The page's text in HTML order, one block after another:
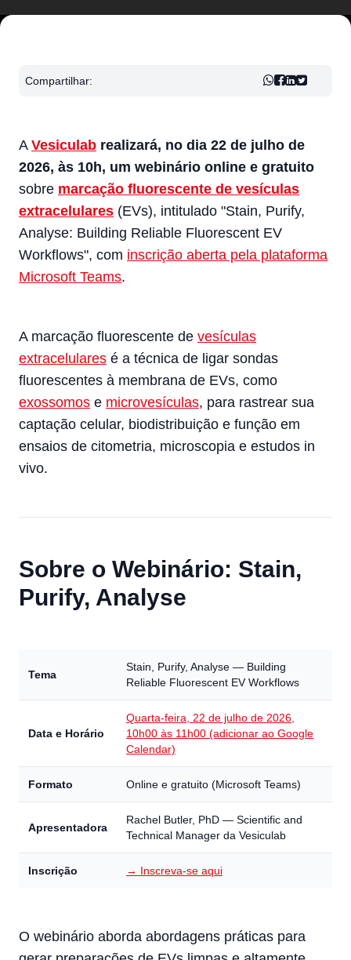
Compartilhar:
A Vesiculab realizará, no dia 22 de julho de
2026, às 10h, um webinário online e gratuito
sobre marcação fluorescente de vesículas
extracelulares (EVs), intitulado "Stain, Purify,
Analyse: Building Reliable Fluorescent EV
Workflows", com inscrição aberta pela plataforma
Microsoft Teams.
A marcação fluorescente de vesículas
extracelulares é a técnica de ligar sondas
fluorescentes à membrana de EVs, como
exossomos e microvesículas, para rastrear sua
captação celular, biodistribuição e função em
ensaios de citometria, microscopia e estudos in
vivo.
Sobre o Webinário: Stain,
Purify, Analyse
Tema
Stain, Purify, Analyse — Building
Reliable Fluorescent EV Workflows
Data e Horário
Quarta-feira, 22 de julho de 2026,
10h00 às 11h00 (adicionar ao Google
Calendar)
Formato Online e gratuito (Microsoft Teams)
Apresentadora
Rachel Butler, PhD — Scientific and
Technical Manager da Vesiculab
Inscrição → Inscreva-se aqui
O webinário aborda abordagens práticas para